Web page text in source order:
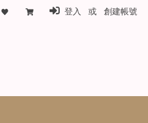
登入 或 創建帳號